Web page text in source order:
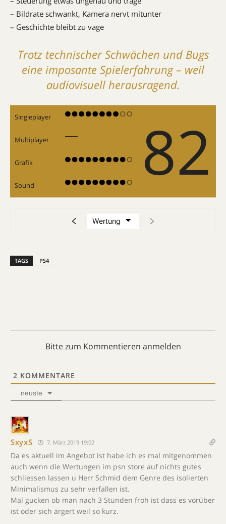
– Bildrate schwankt, Kamera nervt mitunter
– Geschichte bleibt zu vage
Trotz technischer Schwächen und Bugs
eine imposante Spielerfahrung – weil
audiovisuell herausragend.
Singleplayer 82
Multiplayer
Grafik
Sound
TAGS PS4
Bitte zum Kommentieren anmelden
2 KOMMENTARE
neuste
SxyxS 7. März 2019 19:02
Da es aktuell im Angebot ist habe ich es mal mitgenommen
auch wenn die Wertungen im psn store auf nichts gutes
schliessen lassen u Herr Schmid dem Genre des isolierten
Minimalismus zu sehr verfallen ist.
Mal gucken ob man nach 3 Stunden froh ist dass es vorüber
ist oder sich ärgert weil so kurz.